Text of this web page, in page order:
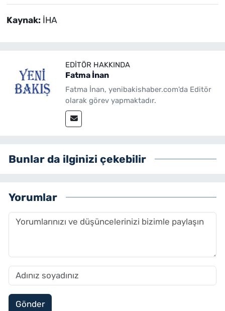
Kaynak: İHA
EDITÖR HAKKINDA
Fatma İnan
Fatma İnan, yenibakishaber.com'da Editör
olarak görev yapmaktadır.
Bunlar da ilginizi çekebilir
Yorumlar
Gönder